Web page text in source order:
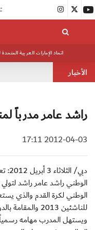
اتحاد الإمارات العربية
الأخبار
راشد عامر مدرباً
2012-04-03 17:11
الوطني راشد عامر راشد
الوطني لكرة القدم والذي
للناشئين 2013 والمقامة بالدولة.
ويستهل المدرب مهامه